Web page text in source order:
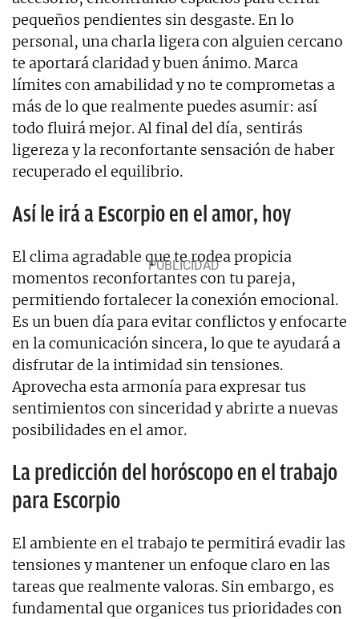
pequeños pendientes sin desgaste. En lo
personal, una charla ligera con alguien cercano
te aportará claridad y buen ánimo. Marca
límites con amabilidad y no te comprometas a
más de lo que realmente puedes asumir: así
todo fluirá mejor. Al final del día, sentirás
ligereza y la reconfortante sensación de haber
recuperado el equilibrio.
Así le irá a Escorpio en el amor, hoy
El clima agradable que te rodea propicia
momentos reconfortantes con tu pareja,
permitiendo fortalecer la conexión emocional.
Es un buen día para evitar conflictos y enfocarte
en la comunicación sincera, lo que te ayudará a
disfrutar de la intimidad sin tensiones.
Aprovecha esta armonía para expresar tus
sentimientos con sinceridad y abrirte a nuevas
posibilidades en el amor.
La predicción del horóscopo en el trabajo
para Escorpio
El ambiente en el trabajo te permitirá evadir las
tensiones y mantener un enfoque claro en las
tareas que realmente valoras. Sin embargo, es
fundamental que organices tus prioridades con